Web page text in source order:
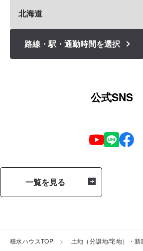
路線・駅・通勤時間を選択
公式SNS
一覧を見る
積水ハウスTOP 土地（分譲地/宅地）・